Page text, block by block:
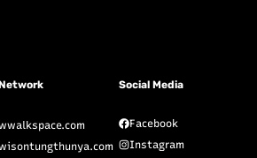
Social Media
Facebook
Instagram